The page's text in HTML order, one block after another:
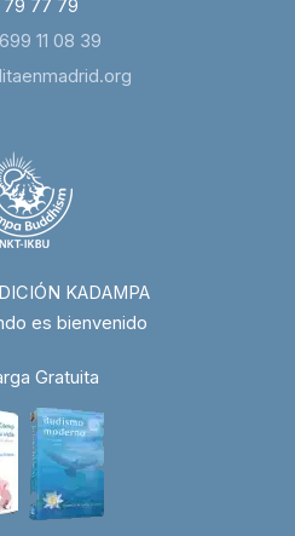
79 77 79
11 08 39
KADAMPA
es bienvenido
Gratuita